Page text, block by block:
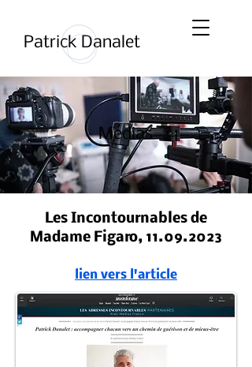
Patrick Danalet
Médias
Les Incontournables de
Madame Figaro, 11.09.2023
lien vers l'article